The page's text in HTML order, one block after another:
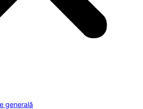
generală